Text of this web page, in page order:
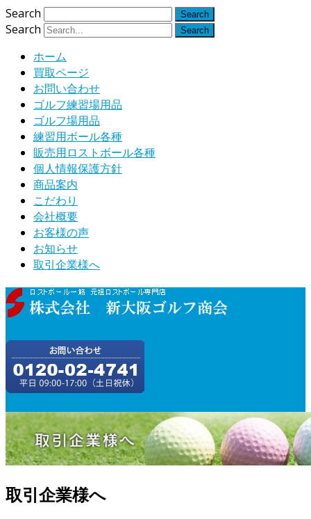
Search
Search
ホーム
買取ページ
お問い合わせ
ゴルフ練習場用品
ゴルフ場用品
練習用ボール各種
販売用ロストボール各種
個人情報保護方針
商品案内
こだわり
会社概要
お客様の声
お知らせ
取引企業様へ
取引企業様へ